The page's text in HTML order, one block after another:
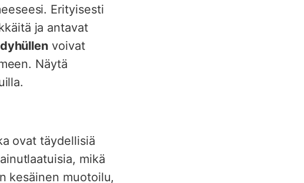
Erityisesti
ja antavat
voivat
Näytä
ovat täydellisiä
mikä
kesäinen muotoilu,